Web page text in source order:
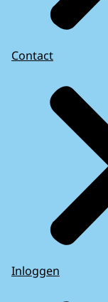
Contact
Inloggen